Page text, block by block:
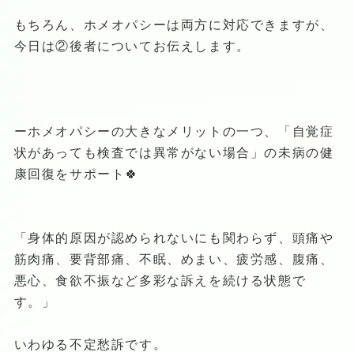
もちろん、ホメオパシーは両方に対応できますが、
今日は②後者についてお伝えします。
ーホメオパシーの大きなメリットの一つ、「自覚症
状があっても検査では異常がない場合」の未病の健
康回復をサポート🍀
「身体的原因が認められないにも関わらず、頭痛や
筋肉痛、要背部痛、不眠、めまい、疲労感、腹痛、
悪心、食欲不振など多彩な訴えを続ける状態で
す。」
いわゆる不定愁訴です。